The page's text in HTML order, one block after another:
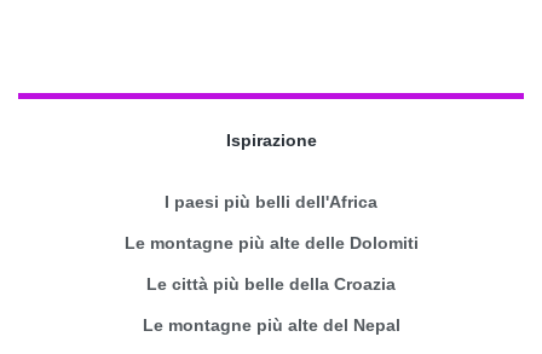
Ispirazione
I paesi più belli dell'Africa
Le montagne più alte delle Dolomiti
Le città più belle della Croazia
Le montagne più alte del Nepal